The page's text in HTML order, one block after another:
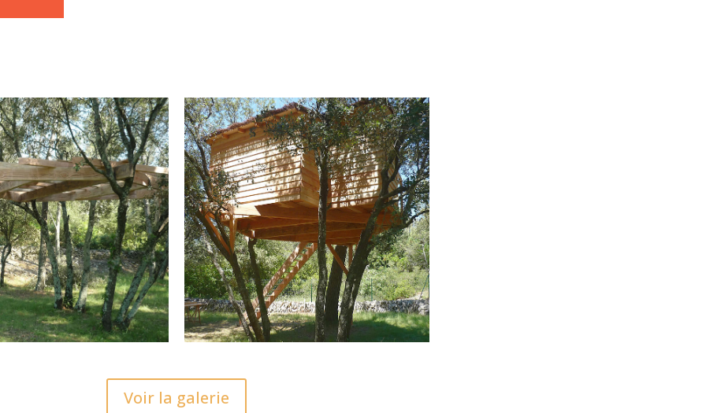
Voir la galerie